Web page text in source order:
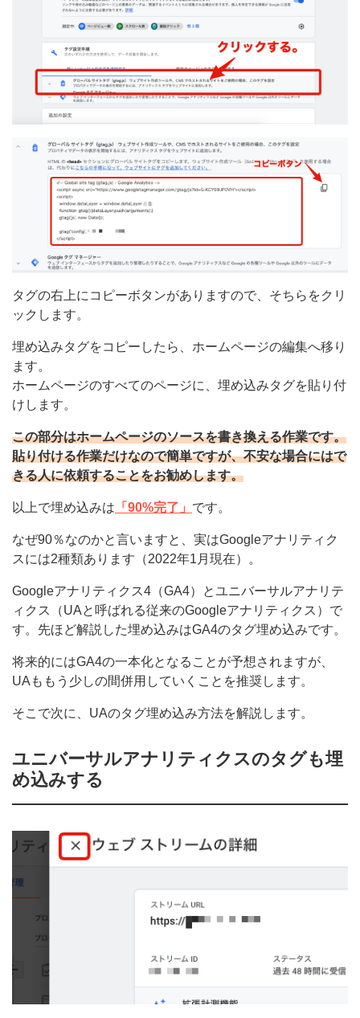
タグの右上にコピーボタンがありますので、そちらをクリ
ックします。
埋め込みタグをコピーしたら、ホームページの編集へ移り
ます。
ホームページのすべてのページに、埋め込みタグを貼り付
けします。
この部分はホームページのソースを書き換える作業です。
貼り付ける作業だけなので簡単ですが、不安な場合にはで
きる人に依頼することをお勧めします。
以上で埋め込みは 「90%完了」 です。
なぜ90％なのかと言いますと、実はGoogleアナリティク
スには2種類あります（2022年1月現在）。
Googleアナリティクス4（GA4）とユニバーサルアナリテ
ィクス（UAと呼ばれる従来のGoogleアナリティクス）で
す。先ほど解説した埋め込みはGA4のタグ埋め込みです。
将来的にはGA4の一本化となることが予想されますが、
UAももう少しの間併用していくことを推奨します。
そこで次に、UAのタグ埋め込み方法を解説します。
ユニバーサルアナリティクスのタグも埋
め込みする